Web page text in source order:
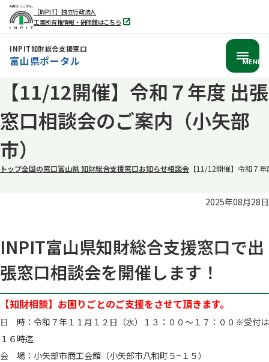
へ
動
［INPIT］独立行政法人
工業所有権情報・研修館はこちら
別
タ
INPIT知財総合支援窓口
富山県ポータル MENU
【11/12開催】令和７年度 出張
窓口相談会のご案内（小矢部
市）
トップ全国の窓口富山県 知財総合支援窓口お知らせ相談会 【11/12開催】令和７
2025年08月28日
INPIT富山県知財総合支援窓口で出
張窓口相談会を開催します！
【知財相談】お困りごとのご支援をさせて頂きます。
日 時：令和７年１１月１２日（水）１３：００～１７：００※受付は
１６時迄
会 場：小矢部市商工会館（小矢部市八和町５−１５）